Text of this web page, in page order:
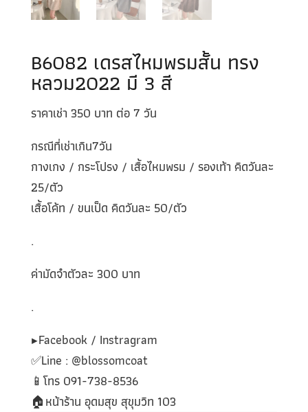
B6082 เดรสไหมพรมสั้น ทรง
หลวม2022 มี 3 สี
ราคาเช่า 350 บาท ต่อ 7 วัน
กรณีที่เช่าเกิน7วัน
กางเกง / กระโปรง / เสื้อไหมพรม / รองเท้า คิดวันละ
25/ตัว
เสื้อโค้ท / ขนเป็ด คิดวันละ 50/ตัว
.
ค่ามัดจำตัวละ 300 บาท
.
▶️Facebook / Instragram
✅️Line : @blossomcoat
📱โทร 091-738-8536
🏠หน้าร้าน อุดมสุข สุขุมวิท 103